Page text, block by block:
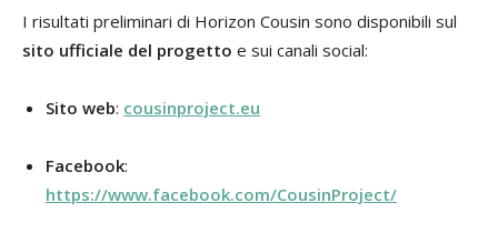
I risultati preliminari di Horizon Cousin sono disponibili sul
sito ufficiale del progetto e sui canali social:
Sito web: cousinproject.eu
Facebook:
https://www.facebook.com/CousinProject/